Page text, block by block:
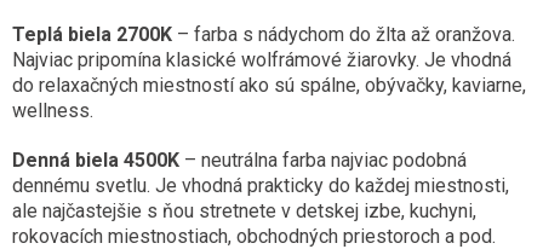
Teplá biela 2700K – farba s nádychom do žlta až oranžova.
Najviac pripomína klasické wolfrámové žiarovky. Je vhodná
do relaxačných miestností ako sú spálne, obývačky, kaviarne,
wellness.
Denná biela 4500K – neutrálna farba najviac podobná
dennému svetlu. Je vhodná prakticky do každej miestnosti,
ale najčastejšie s ňou stretnete v detskej izbe, kuchyni,
rokovacích miestnostiach, obchodných priestoroch a pod.